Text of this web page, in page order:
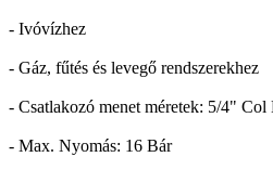
- Ivóvízhez
- Gáz, fűtés és levegő rendszerekhez
- Csatlakozó menet méretek: 5/4"
- Max. Nyomás: 16 Bár